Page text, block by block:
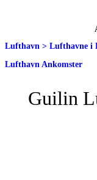
Lufthavn > Lufthavne i
Lufthavn Ankomster
Guilin